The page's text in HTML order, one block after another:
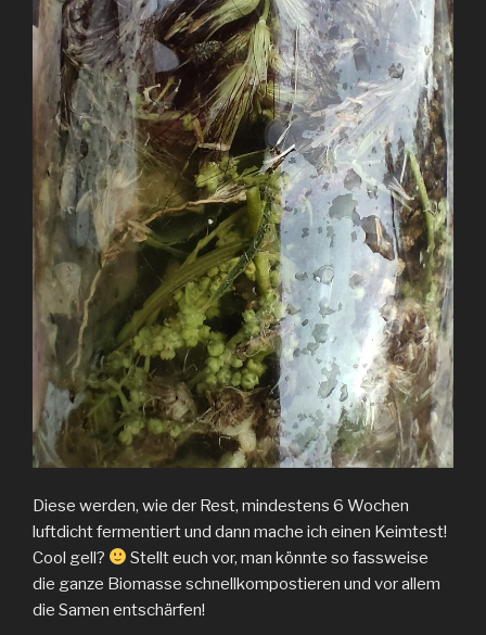
Diese werden, wie der Rest, mindestens 6 Wochen
luftdicht fermentiert und dann mache ich einen Keimtest!
Cool gell?
Stellt euch vor, man könnte so fassweise
die ganze Biomasse schnellkompostieren und vor allem
die Samen entschärfen!